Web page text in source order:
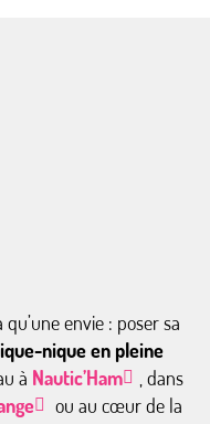
envie : poser sa
nique en pleine
à Nautic’Ham
, dans
ou au cœur de la